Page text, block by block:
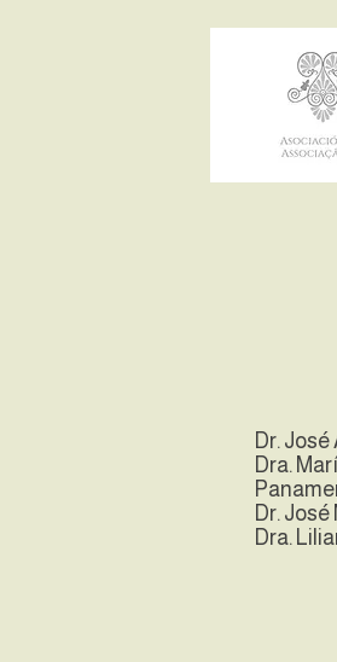
Dr.
Dra.
Dr.
Dra.